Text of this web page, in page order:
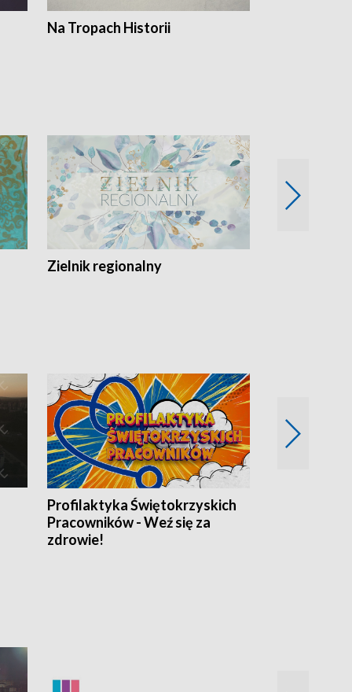
Na Tropach Historii
Zielnik regionalny
Profilaktyka Świętokrzyskich
Pracowników - Weź się za
zdrowie!